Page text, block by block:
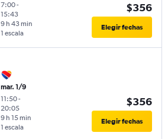
7:00-
15:43
1 escala
9 h 43 min
$356
Elegir fechas
mar. 1/9
11:50-
20:05
1 escala
9 h 15 min
$356
Elegir fechas